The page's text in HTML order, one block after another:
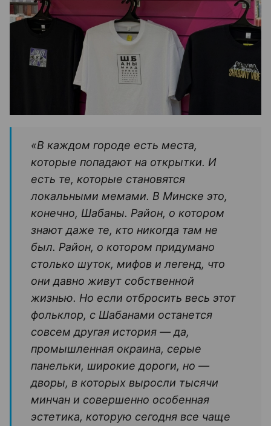
«В каждом городе есть места,
которые попадают на открытки. И
есть те, которые становятся
локальными мемами. В Минске это,
конечно, Шабаны. Район, о котором
знают даже те, кто никогда там не
был. Район, о котором придумано
столько шуток, мифов и легенд, что
они давно живут собственной
жизнью. Но если отбросить весь этот
фольклор, с Шабанами останется
совсем другая история — да,
промышленная окраина, серые
панельки, широкие дороги, но —
дворы, в которых выросли тысячи
минчан и совершенно особенная
эстетика, которую сегодня все чаще